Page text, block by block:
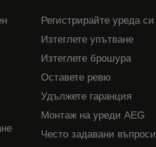
Регистрирайте уреда си
Изтеглете упътване
Изтеглете брошура
Оставете ревю
Удължете гаранция
Монтаж на уреди AEG
Често задавани въпроси